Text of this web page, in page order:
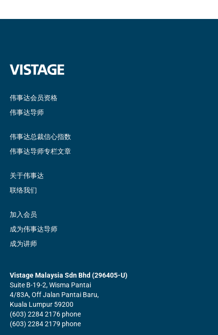
伟事达会员资格
伟事达导师
伟事达总裁信心指数
伟事达导师专栏文章
关于伟事达
联络我们
加入会员
成为伟事达导师
成为讲师
Vistage Malaysia Sdn Bhd (296405-U)
Suite B-19-2, Wisma Pantai
4/83A, Off Jalan Pantai Baru,
Kuala Lumpur 59200
(603) 2284 2176 phone
(603) 2284 2179 phone